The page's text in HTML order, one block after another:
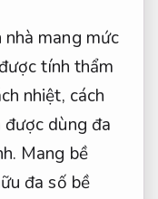
mang mức
tính thẩm
nhiệt, cách
dùng đa
Mang bề
đa số bề